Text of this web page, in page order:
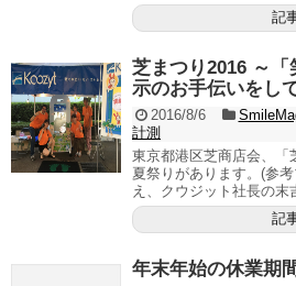
記
芝まつり2016 ～
示のお手伝いをし
2016/8/6
計測
東京都港区芝商店会、「
夏祭りがあります。(参
え、クウジット社長の
記
年末年始の休業期